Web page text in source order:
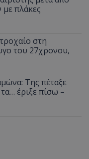
πλάκες
στη
του 27χρονου,
Της πέταξε
έριξε πίσω –